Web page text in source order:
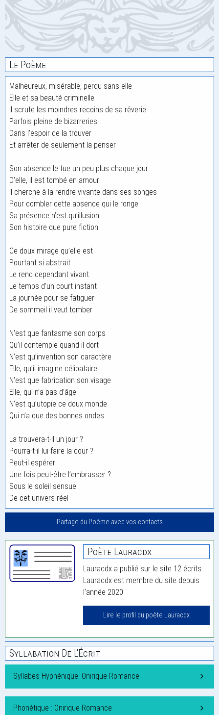
Le Poème
Malheureux, misérable, perdu sans elle
Elle et sa beauté criminelle
Il scrute les moindres recoins de sa rêverie
Parfois pleine de bizarreries
Dans l’espoir de la trouver
Et arrêter de seulement la penser
Son absence le tue un peu plus chaque jour
D’elle, il est tombé en amour
Il cherche à la rendre vivante dans ses songes
Pour combler cette absence qui le ronge
Sa présence n’est qu’illusion
Son histoire que pure fiction
Ce doux mirage qu’elle est
Pourtant si abstrait
Le rend cependant vivant
Le temps d’un court instant
La journée pour se fatiguer
De sommeil il veut tomber
N’est que fantasme son corps
Qu’il contemple quand il dort
N’est qu’invention son caractère
Elle, qu’il imagine célibataire
N’est que fabrication son visage
Elle, qui n’a pas d’âge
N’est qu’utopie ce doux monde
Qui n’a que des bonnes ondes
La trouvera-t-il un jour ?
Pourra-t-il lui faire la cour ?
Peut-il espérer
Une fois peut-être l’embrasser ?
Sous le soleil sensuel
De cet univers réel
Partage du Poème avec vos contacts
Poète Lauracdx
Lauracdx a publié sur le site 12 écrits.
Lauracdx est membre du site depuis
l'année 2020.
Lire le profil du poète Lauracdx
Syllabation De L'Écrit
Syllabes Hyphénique: Onirique Romance
Phonétique : Onirique Romance